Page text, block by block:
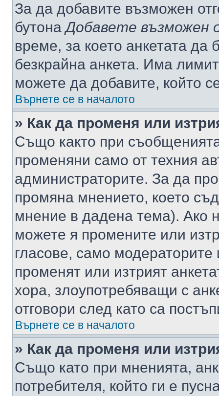
За да добавите възможен
бутонаДобавете възможен
време, за което анкетата да
безкрайна анкета. Има
можете да добавите, който
Върнете се в началото
» Как да променя или
Също както при
променяни само от техния
администраторите. За да
промяна мнението, което
мнение в дадена тема). Ако
можете я промените или
гласове, само
променят или изтрият
хора, злоупотребяващи с
отговори след като са
Върнете се в началото
» Как да променя или
Също като при мненията,
потребителя, който ги е